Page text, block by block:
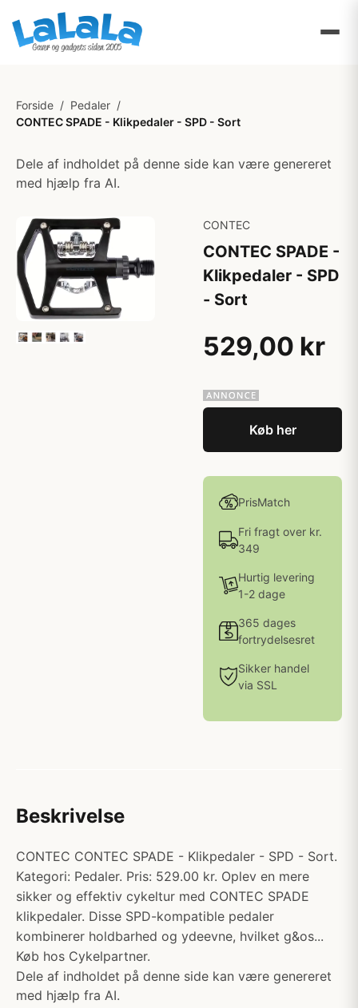
Forside / Pedaler /
CONTEC SPADE - Klikpedaler - SPD - Sort
Dele af indholdet på denne side kan være genereret
med hjælp fra AI.
CONTEC
CONTEC SPADE -
Klikpedaler - SPD
- Sort
529,00 kr
Køb her
PrisMatch
Fri fragt over kr.
349
Hurtig levering
1-2 dage
365 dages
fortrydelsesret
Sikker handel
via SSL
Beskrivelse
CONTEC CONTEC SPADE - Klikpedaler - SPD - Sort.
Kategori: Pedaler. Pris: 529.00 kr. Oplev en mere
sikker og effektiv cykeltur med CONTEC SPADE
klikpedaler. Disse SPD-kompatible pedaler
kombinerer holdbarhed og ydeevne, hvilket g&os...
Køb hos Cykelpartner.
Dele af indholdet på denne side kan være genereret
med hjælp fra AI.